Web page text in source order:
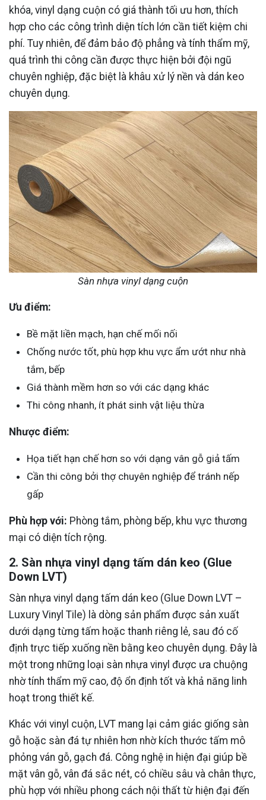
khóa, vinyl dạng cuộn có giá thành tối ưu hơn, thích
hợp cho các công trình diện tích lớn cần tiết kiệm chi
phí. Tuy nhiên, để đảm bảo độ phẳng và tính thẩm mỹ,
quá trình thi công cần được thực hiện bởi đội ngũ
chuyên nghiệp, đặc biệt là khâu xử lý nền và dán keo
chuyên dụng.
Sàn nhựa vinyl dạng cuộn
Ưu điểm:
Bề mặt liền mạch, hạn chế mối nối
Chống nước tốt, phù hợp khu vực ẩm ướt như nhà
tắm, bếp
Giá thành mềm hơn so với các dạng khác
Thi công nhanh, ít phát sinh vật liệu thừa
Nhược điểm:
Họa tiết hạn chế hơn so với dạng vân gỗ giả tấm
Cần thi công bởi thợ chuyên nghiệp để tránh nếp
gấp
Phù hợp với: Phòng tắm, phòng bếp, khu vực thương
mại có diện tích rộng.
2. Sàn nhựa vinyl dạng tấm dán keo (Glue
Down LVT)
Sàn nhựa vinyl dạng tấm dán keo (Glue Down LVT –
Luxury Vinyl Tile) là dòng sản phẩm được sản xuất
dưới dạng từng tấm hoặc thanh riêng lẻ, sau đó cố
định trực tiếp xuống nền bằng keo chuyên dụng. Đây là
một trong những loại sàn nhựa vinyl được ưa chuộng
nhờ tính thẩm mỹ cao, độ ổn định tốt và khả năng linh
hoạt trong thiết kế.
Khác với vinyl cuộn, LVT mang lại cảm giác giống sàn
gỗ hoặc sàn đá tự nhiên hơn nhờ kích thước tấm mô
phỏng ván gỗ, gạch đá. Công nghệ in hiện đại giúp bề
mặt vân gỗ, vân đá sắc nét, có chiều sâu và chân thực,
phù hợp với nhiều phong cách nội thất từ hiện đại đến